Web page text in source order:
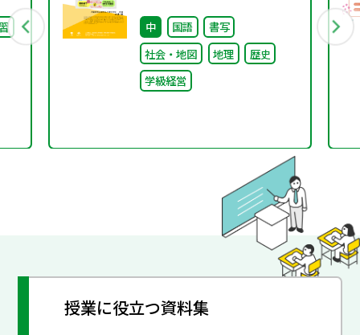
不確実な時代に応答する
小津中の実践 第三回
「共創プロジェク
ト」“好き”が社会とつな
中 国語
書写
社会・地図
地理
歴史
学級経営
授業に役立つ資料集